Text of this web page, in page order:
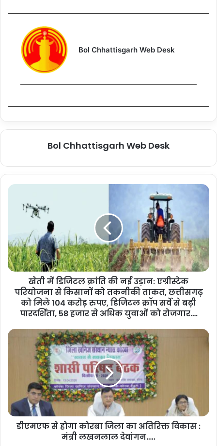
Bol Chhattisgarh Web Desk
Bol Chhattisgarh Web Desk
खेती में डिजिटल क्रांति की नई उड़ान: एग्रीस्टेक
परियोजना से किसानों को तकनीकी ताकत, छत्तीसगढ़
को मिले 104 करोड़ रुपए, डिजिटल क्रॉप सर्वे से बढ़ी
पारदर्शिता, 58 हजार से अधिक युवाओं को रोजगार….
डीएमएफ से होगा कोरबा जिला का अतिरिक्त विकास :
मंत्री लखनलाल देवांगन…..